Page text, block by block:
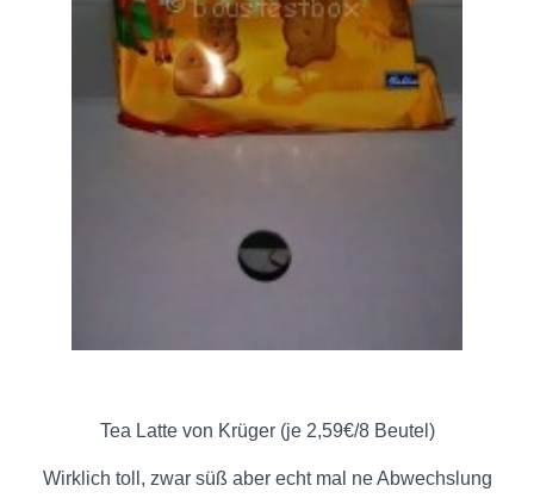
Tea Latte von Krüger (je 2,59€/8 Beutel)
Wirklich toll, zwar süß aber echt mal ne Abwechslung